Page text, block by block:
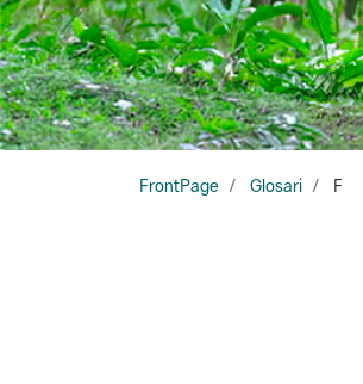
FrontPage Glosari F